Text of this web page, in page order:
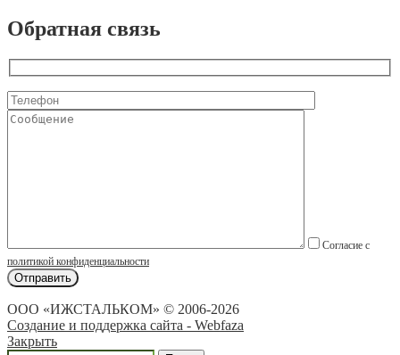
Обратная связь
Согласие с
политикой конфиденциальности
ООО «ИЖСТАЛЬКОМ» © 2006-2026
Создание и поддержка сайта - Webfaza
Закрыть